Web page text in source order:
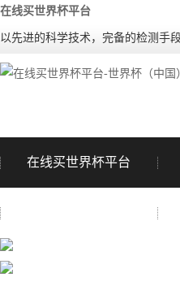
在线买世界杯平台
以先进的科学技术，完备的检测手
在线买世界杯平台